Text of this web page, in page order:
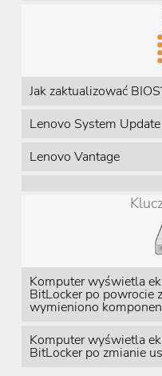
Jak zaktualizować
Lenovo System Update
Lenovo Vantage
Komputer wyświetla
BitLocker po powrocie
wymieniono
Komputer wyświetla
BitLocker po zmianie